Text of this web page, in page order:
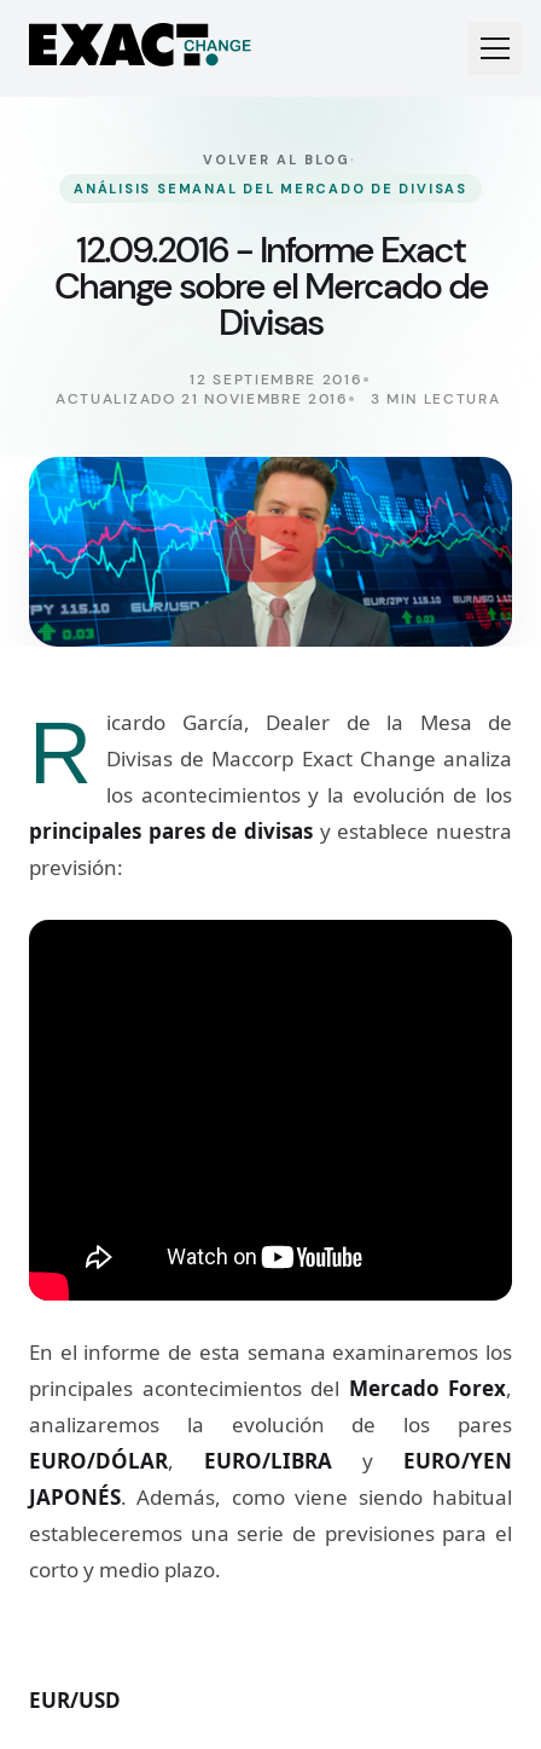
VOLVER AL BLOG ·
ANÁLISIS SEMANAL DEL MERCADO DE DIVISAS
12.09.2016 - Informe Exact
Change sobre el Mercado de
Divisas
12 SEPTIEMBRE 2016
ACTUALIZADO 21 NOVIEMBRE 2016
3 MIN LECTURA
R
icardo García, Dealer de la Mesa de
Divisas de Maccorp Exact Change analiza
los acontecimientos y la evolución de los
principales pares de divisas y establece nuestra
previsión:
En el informe de esta semana examinaremos los
principales acontecimientos del Mercado Forex,
analizaremos la evolución de los pares
EURO/DÓLAR, EURO/LIBRA y EURO/YEN
JAPONÉS. Además, como viene siendo habitual
estableceremos una serie de previsiones para el
corto y medio plazo.
EUR/USD